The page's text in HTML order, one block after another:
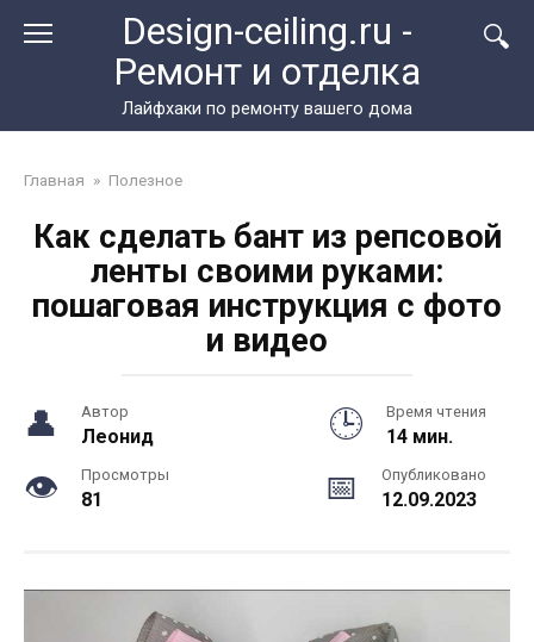
Design-ceiling.ru -
Ремонт и отделка
Лайфхаки по ремонту вашего дома
Главная » Полезное
Как сделать бант из репсовой
ленты своими руками:
пошаговая инструкция с фото
и видео
Автор
Леонид
Время чтения
14 мин.
Просмотры
81
Опубликовано
12.09.2023